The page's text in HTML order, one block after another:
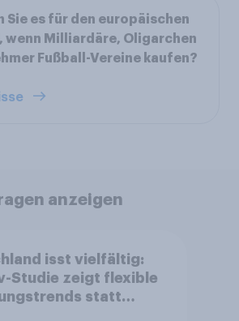
Sie es für den europäischen
wenn Milliardäre, Oligarchen
Fußball-Vereine kaufen?
anzeigen
isst vielfältig:
Studie zeigt flexible
statt